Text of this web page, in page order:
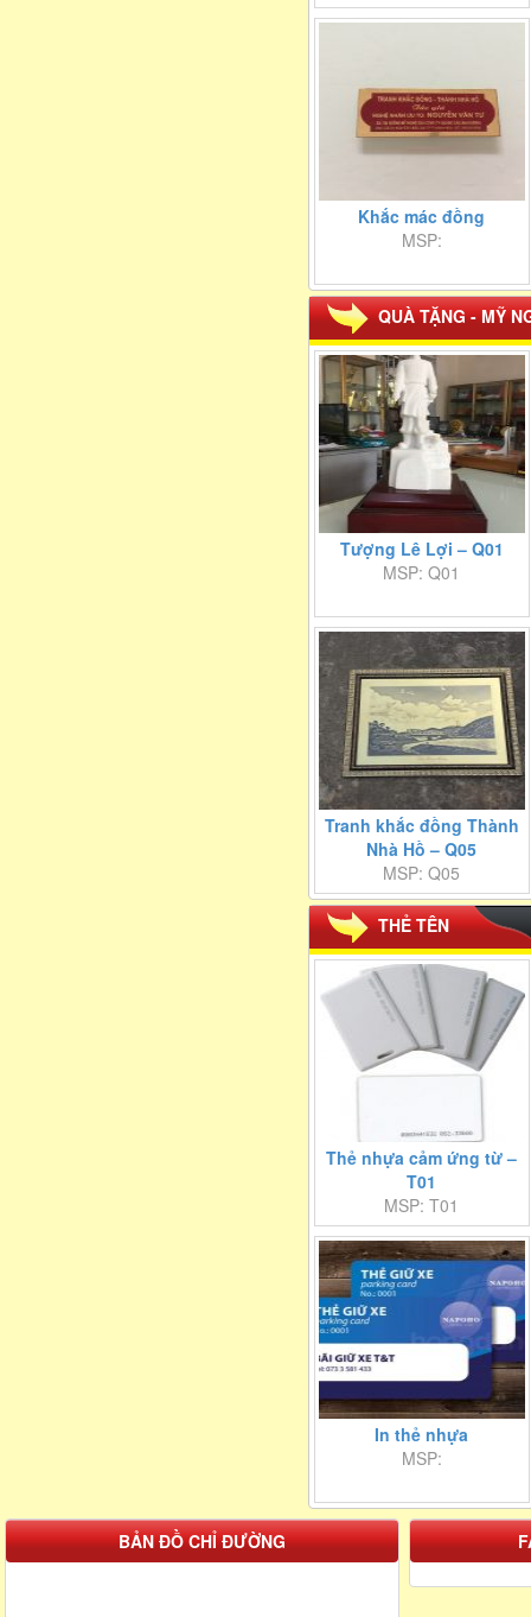
Khắc mác đồng
MSP:
QUÀ TẶNG - MỸ
Tượng Lê Lợi – Q01
MSP: Q01
Tranh khắc đồng Thành
Nhà Hồ – Q05
MSP: Q05
THẺ TÊN
Thẻ nhựa cảm ứng từ –
T01
MSP: T01
In thẻ nhựa
MSP:
BẢN ĐỒ CHỈ ĐƯỜNG